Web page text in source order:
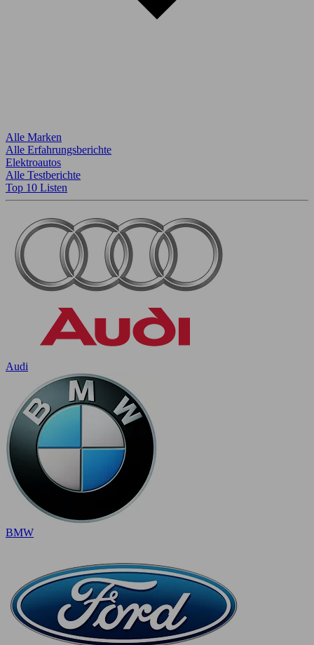
Alle Marken
Alle Erfahrungsberichte
Elektroautos
Alle Testberichte
Top 10 Listen
Audi
BMW